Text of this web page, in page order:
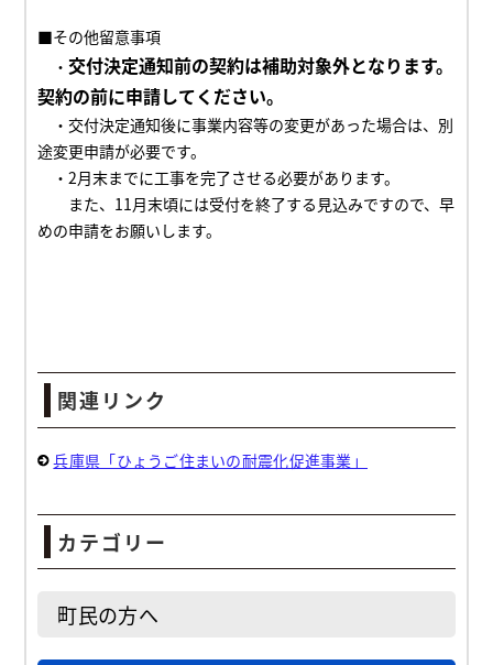
■その他留意事項
・ 交付決定通知前の契約は補助対象外となります。
契約の前に申請してください。
・交付決定通知後に事業内容等の変更があった場合は、別
途変更申請が必要です。
・2月末までに工事を完了させる必要があります。
また、 11月末頃には受付を終了する見込みですので、早
めの申請をお願いします。
関連リンク
兵庫県「ひょうご住まいの耐震化促進事業」
カテゴリー
町民の方へ